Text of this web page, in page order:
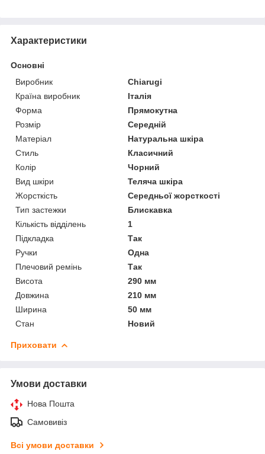
Характеристики
Основні
Виробник
Chiarugi
Країна виробник
Італія
Форма
Прямокутна
Розмір
Середній
Матеріал
Натуральна шкіра
Стиль
Класичний
Колір
Чорний
Вид шкіри
Теляча шкіра
Жорсткість
Середньої жорсткості
Тип застежки
Блискавка
Кількість відділень
1
Підкладка
Так
Ручки
Одна
Плечовий ремінь
Так
Висота
290 мм
Довжина
210 мм
Ширина
50 мм
Стан
Новий
Приховати
Умови доставки
Нова Пошта
Самовивіз
Всі умови доставки